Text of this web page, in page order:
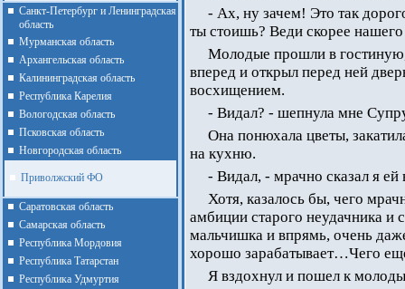
Санкт-Петербург и Ленинградская
область
Мурманская область
Архангельская область
Калининградская область
Республика Карелия
Вологодская область
Псковская область
Новгородская область
Приволжский ФО
Cаратовская область
Cамарская область
Республика Мордовия
Республика Татарстан
Республика Удмуртия
- Ах, ну зачем! Это так
ты стоишь? Веди скорее
Молодые прошли в
вперед и открыл перед ней
восхищением.
- Видал? - шепнула мне
Она понюхала цветы,
на кухню.
- Видал, - мрачно сказал я ей
Хотя, казалось бы, чего
амбиции старого неудачника и
мальчишка и впрямь, очень
хорошо зарабатывает…Чего
Я вздохнул и пошел к